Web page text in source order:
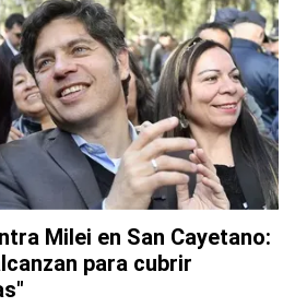
Milei en San Cayetano:
para cubrir